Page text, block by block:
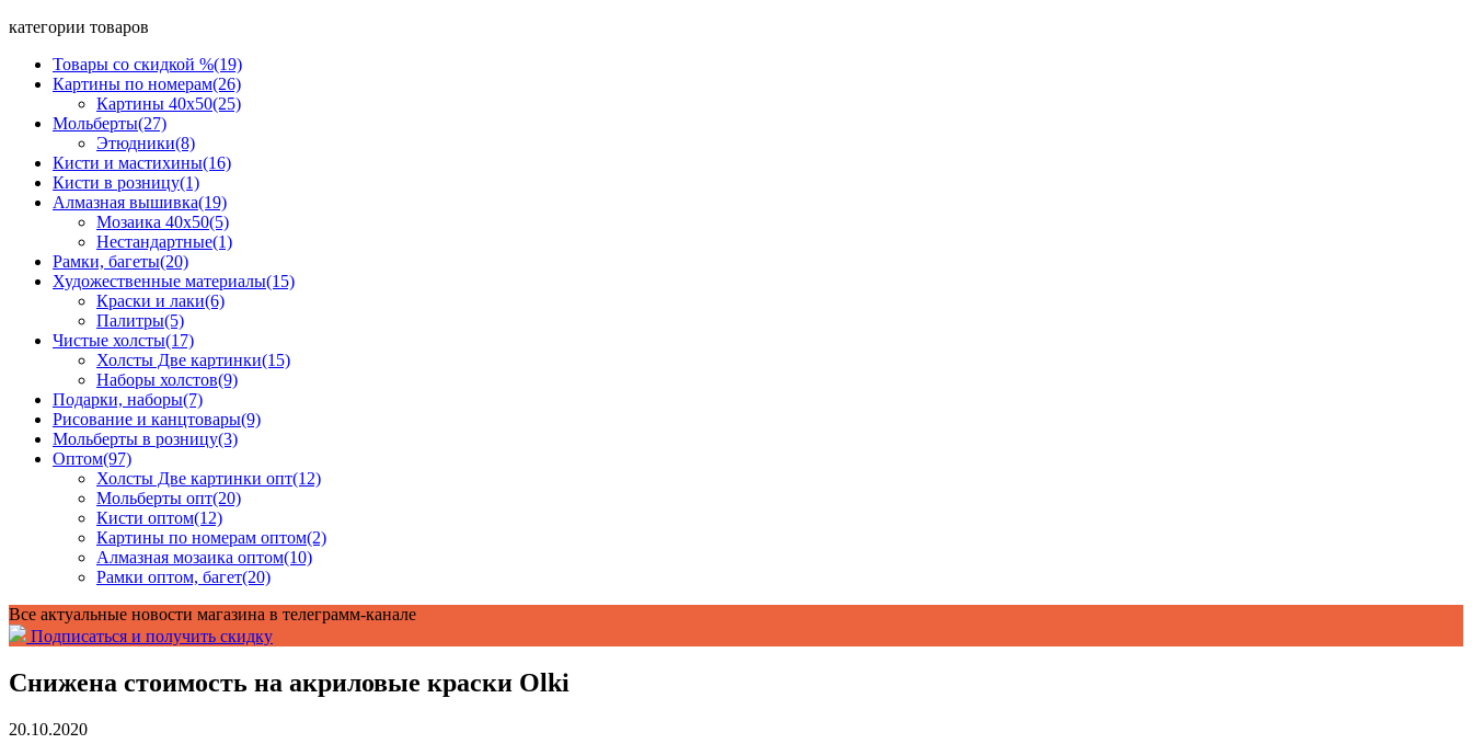
категории товаров
Товары со скидкой %(19)
Картины по номерам(26)
Картины 40x50(25)
Мольберты(27)
Этюдники(8)
Кисти и мастихины(16)
Кисти в розницу(1)
Алмазная вышивка(19)
Мозаика 40x50(5)
Нестандартные(1)
Рамки, багеты(20)
Художественные материалы(15)
Краски и лаки(6)
Палитры(5)
Чистые холсты(17)
Холсты Две картинки(15)
Наборы холстов(9)
Подарки, наборы(7)
Рисование и канцтовары(9)
Мольберты в розницу(3)
Оптом(97)
Холсты Две картинки опт(12)
Мольберты опт(20)
Кисти оптом(12)
Картины по номерам оптом(2)
Алмазная мозаика оптом(10)
Рамки оптом, багет(20)
Все актуальные новости магазина в телеграмм-канале
Подписаться и получить скидку
Снижена стоимость на акриловые краски Olki
20.10.2020